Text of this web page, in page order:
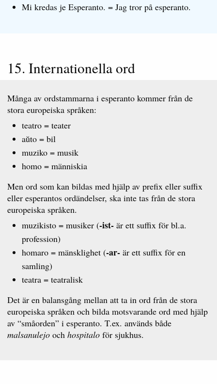
Mi kredas je Esperanto. = Jag tror på esperanto.
15. Internationella ord
Många av ordstammarna i esperanto kommer från de
stora europeiska språken:
teatro = teater
aŭto = bil
muziko = musik
homo = människia
Men ord som kan bildas med hjälp av prefix eller suffix
eller esperantos ordändelser, ska inte tas från de stora
europeiska språken.
muzikisto = musiker (-ist- är ett suffix för bl.a.
profession)
homaro = mänsklighet (-ar- är ett suffix för en
samling)
teatra = teatralisk
Det är en balansgång mellan att ta in ord från de stora
europeiska språken och bilda motsvarande ord med hjälp
av “småorden” i esperanto. T.ex. används både
malsanulejo och hospitalo för sjukhus.